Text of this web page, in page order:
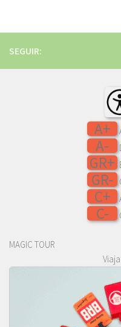
SEGUIR:
A+
A-
GR+
GR-
C+
C-
MAGIC TOUR